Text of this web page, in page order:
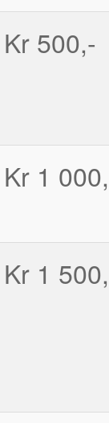
Kr 500,-
Kr 1
Kr 1